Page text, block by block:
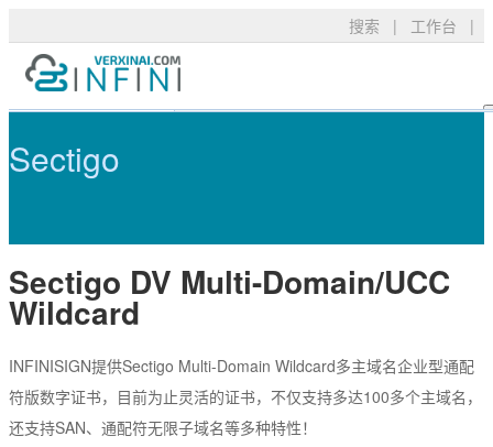
搜索 | 工作台
|
GeoTrust
Thawte
Sectigo
技术支持
安装部署
安全技术
购买配置
购买产品
Sectigo
Sectigo DV Multi-Domain/UCC
Wildcard
INFINISIGN提供Sectigo Multi-Domain Wildcard多主域名企业型通配
符版数字证书，目前为止灵活的证书，不仅支持多达100多个主域名，
还支持SAN、通配符无限子域名等多种特性！